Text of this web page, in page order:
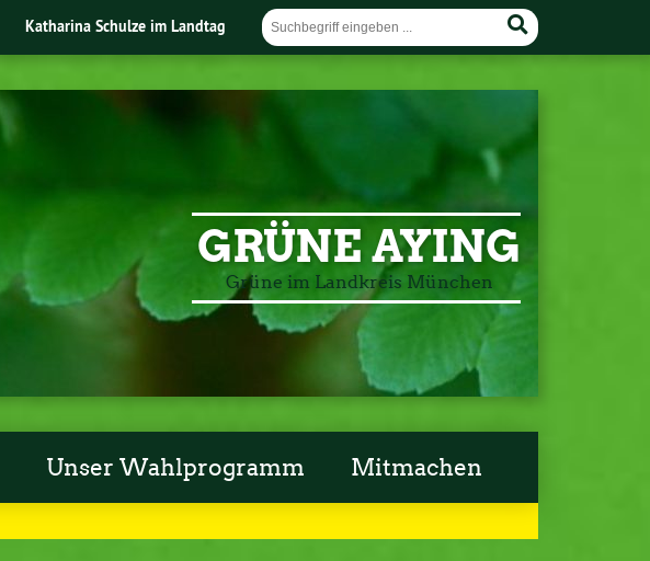
Katharina Schulze im Landtag
GRÜNE AYING
Grüne im Landkreis München
Unser Wahlprogramm Mitmachen